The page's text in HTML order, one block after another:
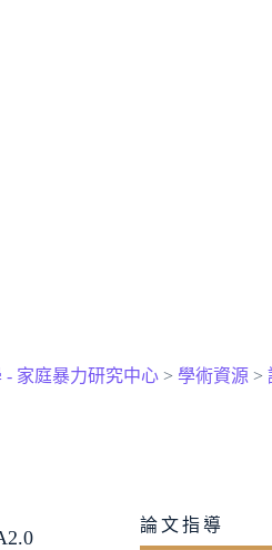
- 家庭暴力研究中心 >學術資源 >
論文指導